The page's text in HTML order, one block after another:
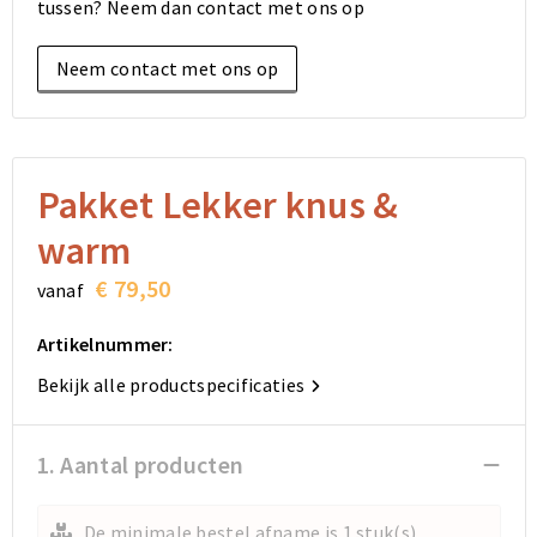
Elektronica, Gadgets en USB
Sleutelhangers en Lanyards
Lampen en Gereedschap
Aanstekers
Reistassensets
Goodiebags
Opvouwbare tassen
Autotassen
Matrozentassen
Rugzakken
Accessoires voor tassen
Bodywarmers
Kleding sets
Reistassensets
Goodiebags
Opvouwbare tassen
Autotassen
Matrozentassen
Rugzakken
Accessoires voor tassen
Overhemden
Jassen
Schoenen
tussen? Neem dan contact met ons op
Neem contact met ons op
Pakket Lekker knus &
warm
vanaf € 79,50
Artikelnummer:
Bekijk alle productspecificaties
1. Aantal producten
De minimale bestel afname is 1 stuk(s)